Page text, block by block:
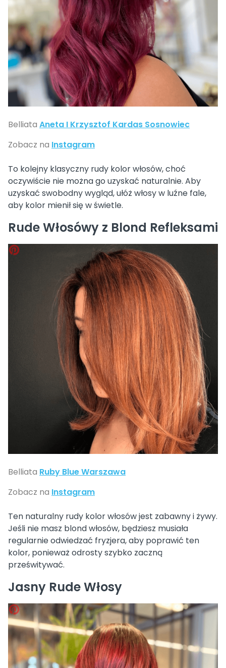
Belliata Aneta I Krzysztof Kardas Sosnowiec
Zobacz na Instagram
To kolejny klasyczny rudy kolor włosów, choć
oczywiście nie można go uzyskać naturalnie. Aby
uzyskać swobodny wygląd, ułóż włosy w luźne fale,
aby kolor mienił się w świetle.
Rude Włosówy z Blond Refleksami
Belliata Ruby Blue Warszawa
Zobacz na Instagram
Ten naturalny rudy kolor włosów jest zabawny i żywy.
Jeśli nie masz blond włosów, będziesz musiała
regularnie odwiedzać fryzjera, aby poprawić ten
kolor, ponieważ odrosty szybko zaczną
prześwitywać.
Jasny Rude Włosy